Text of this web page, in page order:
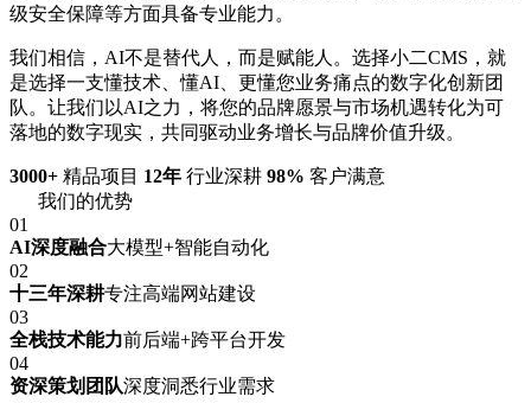
级安全保障等方面具备专业能力。
我们相信，AI不是替代人，而是赋能人。选择小二CMS，就
是选择一支懂技术、懂AI、更懂您业务痛点的数字化创新团
队。让我们以AI之力，将您的品牌愿景与市场机遇转化为可
落地的数字现实，共同驱动业务增长与品牌价值升级。
3000+ 精品项目 12年 行业深耕 98% 客户满意
我们的优势
01
AI深度融合大模型+智能自动化
02
十三年深耕专注高端网站建设
03
全栈技术能力前后端+跨平台开发
04
资深策划团队深度洞悉行业需求